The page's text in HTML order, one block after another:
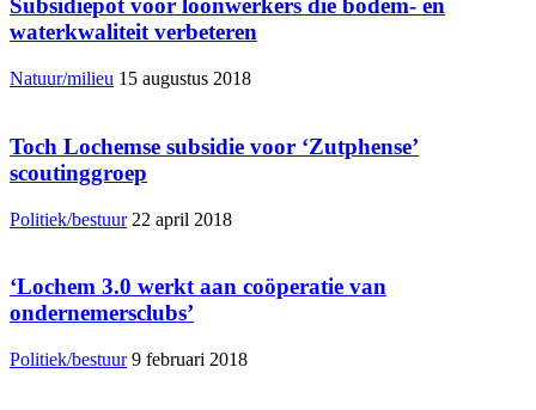
Subsidiepot voor loonwerkers die bodem- en
waterkwaliteit verbeteren
Natuur/milieu 15 augustus 2018
Toch Lochemse subsidie voor ‘Zutphense’
scoutinggroep
Politiek/bestuur 22 april 2018
‘Lochem 3.0 werkt aan coöperatie van
ondernemersclubs’
Politiek/bestuur 9 februari 2018